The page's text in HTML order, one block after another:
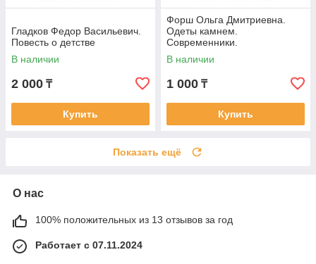
Гладков Федор Васильевич.
Повесть о детстве
В наличии
2 000 ₸
Купить
Форш Ольга Дмитриевна.
Одеты камнем.
Современники.
Михайловский замок
В наличии
1 000 ₸
Купить
Показать ещё
О нас
100% положительных из 13 отзывов за год
Работает с 07.11.2024